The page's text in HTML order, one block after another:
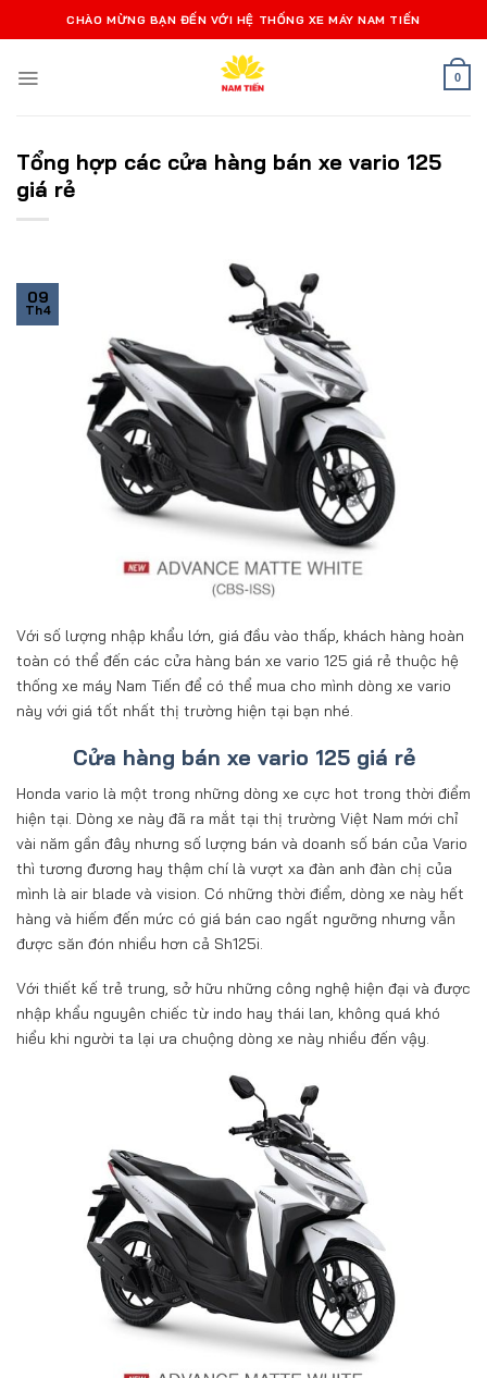
qua
dung
CHÀO MỪNG BẠN ĐẾN VỚI HỆ THỐNG XE MÁY NAM TIẾN
0
Tổng hợp các cửa hàng bán xe vario 125
giá rẻ
09
Th4
Với số lượng nhập khẩu lớn, giá đầu vào thấp, khách hàng hoàn
toàn có thể đến các cửa hàng bán xe vario 125 giá rẻ thuộc hệ
thống xe máy Nam Tiến để có thể mua cho mình dòng xe vario
này với giá tốt nhất thị trường hiện tại bạn nhé.
Cửa hàng bán xe vario 125 giá rẻ
Honda vario là một trong những dòng xe cực hot trong thời điểm
hiện tại. Dòng xe này đã ra mắt tại thị trường Việt Nam mới chỉ
vài năm gần đây nhưng số lượng bán và doanh số bán của Vario
thì tương đương hay thậm chí là vượt xa đàn anh đàn chị của
mình là air blade và vision. Có những thời điểm, dòng xe này hết
hàng và hiếm đến mức có giá bán cao ngất ngưỡng nhưng vẫn
được săn đón nhiều hơn cả Sh125i.
Với thiết kế trẻ trung, sở hữu những công nghệ hiện đại và được
nhập khẩu nguyên chiếc từ indo hay thái lan, không quá khó
hiểu khi người ta lại ưa chuộng dòng xe này nhiều đến vậy.